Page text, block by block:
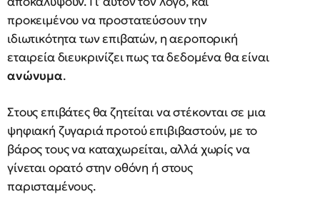
προκειμένου να προστατεύσουν την
ιδιωτικότητα των επιβατών, η αεροπορική
εταιρεία διευκρινίζει πως τα δεδομένα θα είναι
ανώνυμα.
Στους επιβάτες θα ζητείται να στέκονται σε μια
ψηφιακή ζυγαριά προτού επιβιβαστούν, με το
βάρος τους να καταχωρείται, αλλά χωρίς να
γίνεται ορατό στην οθόνη ή στους
παρισταμένους.